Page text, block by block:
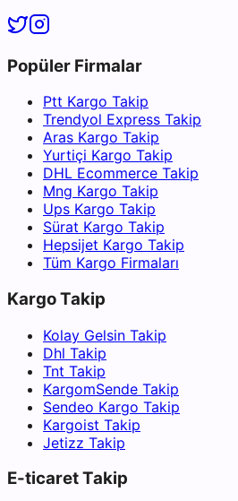
Popüler Firmalar
Ptt Kargo Takip
Trendyol Express Takip
Aras Kargo Takip
Yurtiçi Kargo Takip
DHL Ecommerce Takip
Mng Kargo Takip
Ups Kargo Takip
Sürat Kargo Takip
Hepsijet Kargo Takip
Tüm Kargo Firmaları
Kargo Takip
Kolay Gelsin Takip
Dhl Takip
Tnt Takip
KargomSende Takip
Sendeo Kargo Takip
Kargoist Takip
Jetizz Takip
E-ticaret Takip